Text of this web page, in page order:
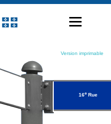
Version imprimable
16eRue